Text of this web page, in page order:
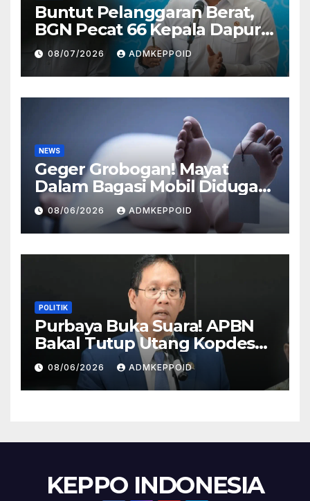
Buntut Pelanggaran Berat,
BGN Pecat 66 Kepala Dapur
MBG dan Ungkap Alasannya
08/07/2026 ADMKEPPOID
NEWS
Geger Grobogan! Mayat
Dalam Bagasi Mobil Diduga
Terkait Hilangnya Bos Konter
HP
08/06/2026 ADMKEPPOID
POLITIK
Purbaya Buka Suara! APBN
Bakal Tutup Utang Kopdes
Rp 240 Triliun, Cicilan Rp 40
Triliun per Tahun
08/06/2026 ADMKEPPOID
KEPPO INDONESIA